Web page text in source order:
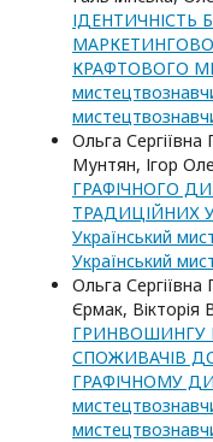
КРАФТОВОГО
Ольга Сергіївна
Мунтян, Ігор
ГРАФІЧНОГО
ТРАДИЦІЙНИХ
Український
Український
Ольга Сергіївна
Єрмак, Вікторія
ГРИНВОШИНГУ
СПОЖИВАЧІВ
ГРАФІЧНОМУ